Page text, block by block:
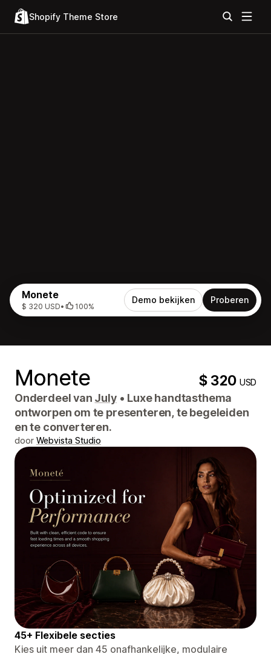
Shopify Theme Store
Monete
$ 320 USD• 100%
Demo bekijken Proberen
Monete $ 320USD
Onderdeel van July • Luxe handtasthema
ontworpen om te presenteren, te begeleiden
en te converteren.
door Webvista Studio
45+ Flexibele secties
Kies uit meer dan 45 onafhankelijke, modulaire